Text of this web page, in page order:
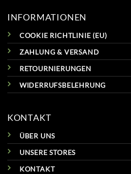
INFORMATIONEN
COOKIE RICHTLINIE (EU)
ZAHLUNG & VERSAND
RETOURNIERUNGEN
WIDERRUFSBELEHRUNG
KONTAKT
ÜBER UNS
UNSERE STORES
KONTAKT